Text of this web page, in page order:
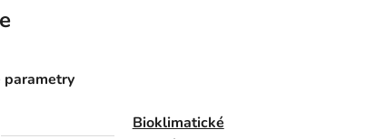
parametry
Bioklimatické